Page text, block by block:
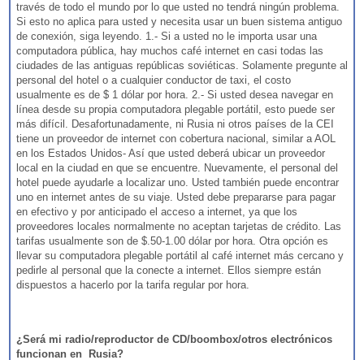
través de todo el mundo por lo que usted no tendrá ningún problema.
Si esto no aplica para usted y necesita usar un buen sistema antiguo
de conexión, siga leyendo. 1.- Si a usted no le importa usar una
computadora pública, hay muchos café internet en casi todas las
ciudades de las antiguas repúblicas soviéticas. Solamente pregunte al
personal del hotel o a cualquier conductor de taxi, el costo
usualmente es de $ 1 dólar por hora. 2.- Si usted desea navegar en
línea desde su propia computadora plegable portátil, esto puede ser
más difícil. Desafortunadamente, ni Rusia ni otros países de la CEI
tiene un proveedor de internet con cobertura nacional, similar a AOL
en los Estados Unidos- Así que usted deberá ubicar un proveedor
local en la ciudad en que se encuentre. Nuevamente, el personal del
hotel puede ayudarle a localizar uno. Usted también puede encontrar
uno en internet antes de su viaje. Usted debe prepararse para pagar
en efectivo y por anticipado el acceso a internet, ya que los
proveedores locales normalmente no aceptan tarjetas de crédito. Las
tarifas usualmente son de $.50-1.00 dólar por hora. Otra opción es
llevar su computadora plegable portátil al café internet más cercano y
pedirle al personal que la conecte a internet. Ellos siempre están
dispuestos a hacerlo por la tarifa regular por hora.
¿Será mi radio/reproductor de CD/boombox/otros electrónicos
funcionan en Rusia?